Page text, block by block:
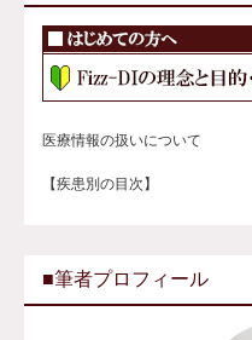
医療情報の扱いについて
【疾患別の目次】
■筆者プロフィール